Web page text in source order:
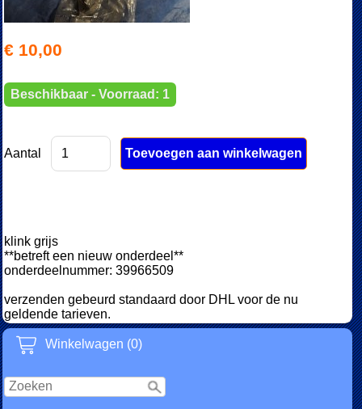
Winkelwagen (0)
€ 10,00
Beschikbaar - Voorraad: 1
Aantal
klink grijs
**betreft een nieuw onderdeel**
onderdeelnummer: 39966509
verzenden gebeurd standaard door DHL voor de nu
geldende tarieven.